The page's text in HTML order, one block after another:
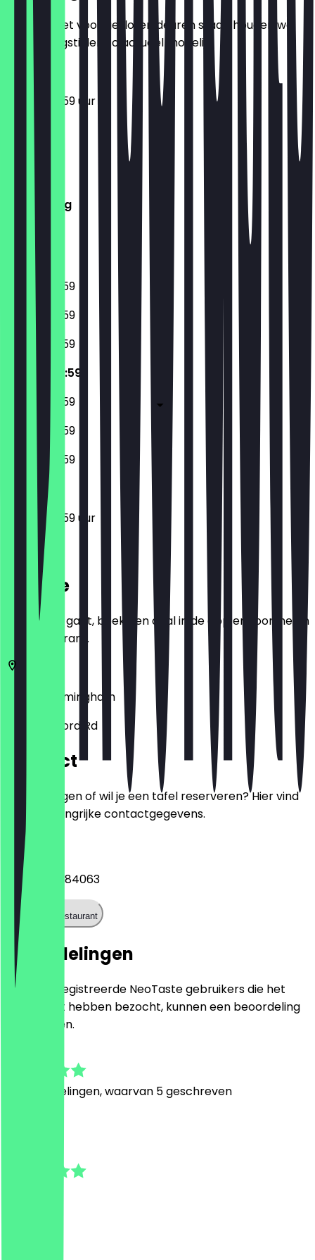
Zodat je niet voor gesloten deuren staat, houden we
de openingstijden zo actueel mogelijk.
09:00 - 23:59 uur
Maandag
Woensdag
Donderdag
Vrijdag
Zaterdag
Zondag
09:00 - 23:59
09:00 - 23:59
09:00 - 23:59
09:00 - 23:59
09:00 - 23:59
09:00 - 23:59
09:00 - 23:59
09:00 - 23:59 uur
Locatie
Voordat je gaat, boek een deal in de app en toon het in
het restaurant.
Birmingham
685 Stratford Rd
Contact
Heb je vragen of wil je een tafel reserveren? Hier vind
je alle belangrijke contactgegevens.
Telefoon
+447548484063
Bel het restaurant
Beoordelingen
Alleen geregistreerde NeoTaste gebruikers die het
restaurant hebben bezocht, kunnen een beoordeling
achterlaten.
Beoordelingen, waarvan 5 geschreven